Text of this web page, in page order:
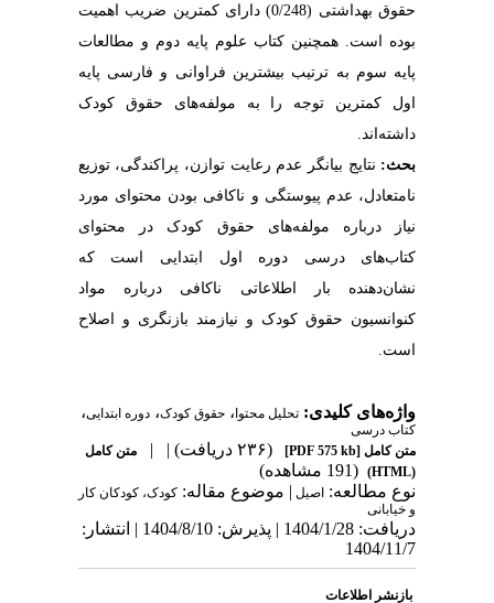
حقوق بهداشتی (0/248) دارای کمترین ضریب اهمیت
بوده است. همچنین کتاب علوم پایه دوم و مطالعات
پایه سوم به ترتیب بیشترین فراوانی و فارسی پایه
اول کمترین توجه را به مولفه‌های حقوق کودک
داشته‌اند.
بحث: نتایج بیانگر عدم رعایت توازن، پراکندگی،توزیع
نامتعادل، عدم پیوستگی و ناکافی بودن محتوای مورد
نیاز درباره مولفه‌های حقوق کودک در محتوای
کتاب‌های درسی دوره اول ابتدایی است که
نشان‌دهنده بار اطلاعاتی ناکافی درباره مواد
کنوانسیون حقوق کودک و نیازمند بازنگری و اصلاح
است.
واژه‌های کلیدی: تحلیل محتوا، حقوق کودک، دوره ابتدایی،
کتاب‌ درسی
متن کامل [PDF 575 kb] (۲۳۶ دریافت) | |
متن کامل
(HTML)
(191 مشاهده)
نوع مطالعه: اصیل | موضوع مقاله: کودک، کودکان کار
و خیابانی
دریافت: 1404/1/28 | پذیرش: 1404/8/10 | انتشار:
1404/11/7
بازنشر اطلاعات